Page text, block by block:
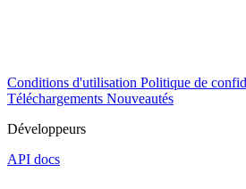
Conditions d'utilisation Politique de
Téléchargements Nouveautés
Développeurs
API docs